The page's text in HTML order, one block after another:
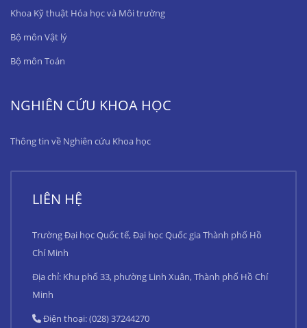
Khoa Kỹ thuật Hóa học và Môi trường
Bộ môn Vật lý
Bộ môn Toán
NGHIÊN CỨU KHOA HỌC
Thông tin về Nghiên cứu Khoa học
LIÊN HỆ
Trường Đại học Quốc tế, Đại học Quốc gia Thành phố Hồ
Chí Minh
Địa chỉ: Khu phố 33, phường Linh Xuân, Thành phố Hồ Chí
Minh
Điện thoại: (028) 37244270